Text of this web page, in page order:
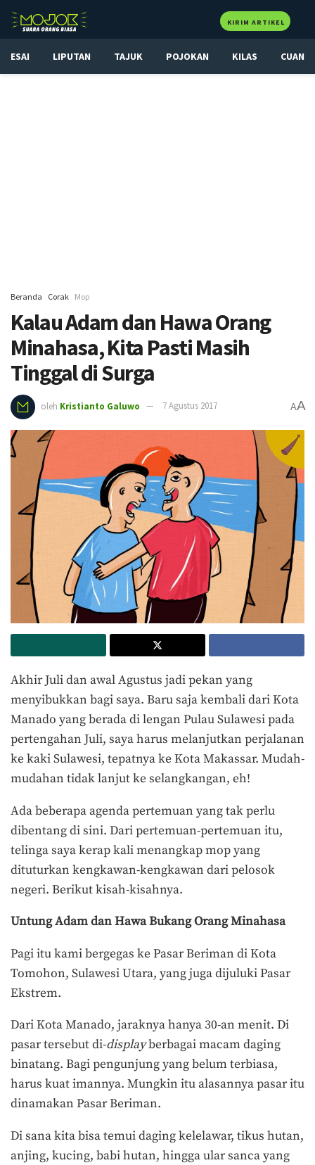
KIRIM ARTIKEL
ESAI LIPUTAN TAJUK POJOKAN KILAS CUAN
Beranda Corak Mop
Kalau Adam dan Hawa Orang
Minahasa, Kita Pasti Masih
Tinggal di Surga
oleh Kristianto Galuwo 7 Agustus 2017 AA
Akhir Juli dan awal Agustus jadi pekan yang
menyibukkan bagi saya. Baru saja kembali dari Kota
Manado yang berada di lengan Pulau Sulawesi pada
pertengahan Juli, saya harus melanjutkan perjalanan
ke kaki Sulawesi, tepatnya ke Kota Makassar. Mudah-
mudahan tidak lanjut ke selangkangan, eh!
Ada beberapa agenda pertemuan yang tak perlu
dibentang di sini. Dari pertemuan-pertemuan itu,
telinga saya kerap kali menangkap mop yang
dituturkan kengkawan-kengkawan dari pelosok
negeri. Berikut kisah-kisahnya.
Untung Adam dan HawaBukangOrang Minahasa
Pagi itu kami bergegas ke Pasar Beriman di Kota
Tomohon, Sulawesi Utara, yang juga dijuluki Pasar
Ekstrem.
Dari Kota Manado, jaraknya hanya 30-an menit. Di
pasar tersebut di-displayberbagai macam daging
binatang. Bagi pengunjung yang belum terbiasa,
harus kuat imannya. Mungkin itu alasannya pasar itu
dinamakan Pasar Beriman.
Di sana kita bisa temui daging kelelawar, tikus hutan,
anjing, kucing, babi hutan, hingga ular sanca yang